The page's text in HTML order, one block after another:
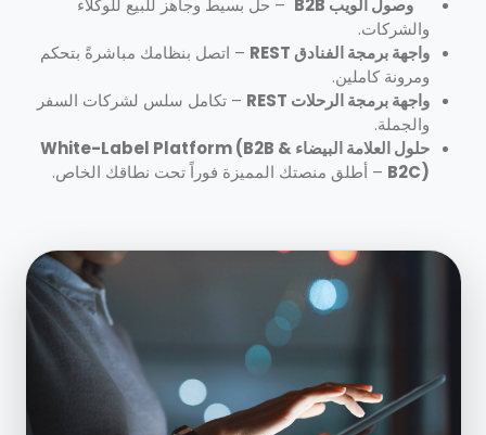
وصول الويب B2B
– حل بسيط وجاهز للبيع للوكلاء
والشركات.
واجهة برمجة الفنادق REST
– اتصل بنظامك مباشرةً بتحكم
ومرونة كاملين.
واجهة برمجة الرحلات REST
– تكامل سلس لشركات السفر
والجملة.
حلول العلامة البيضاء White-Label Platform (B2B &
B2C) – أطلق منصتك المميزة فوراً تحت نطاقك الخاص.